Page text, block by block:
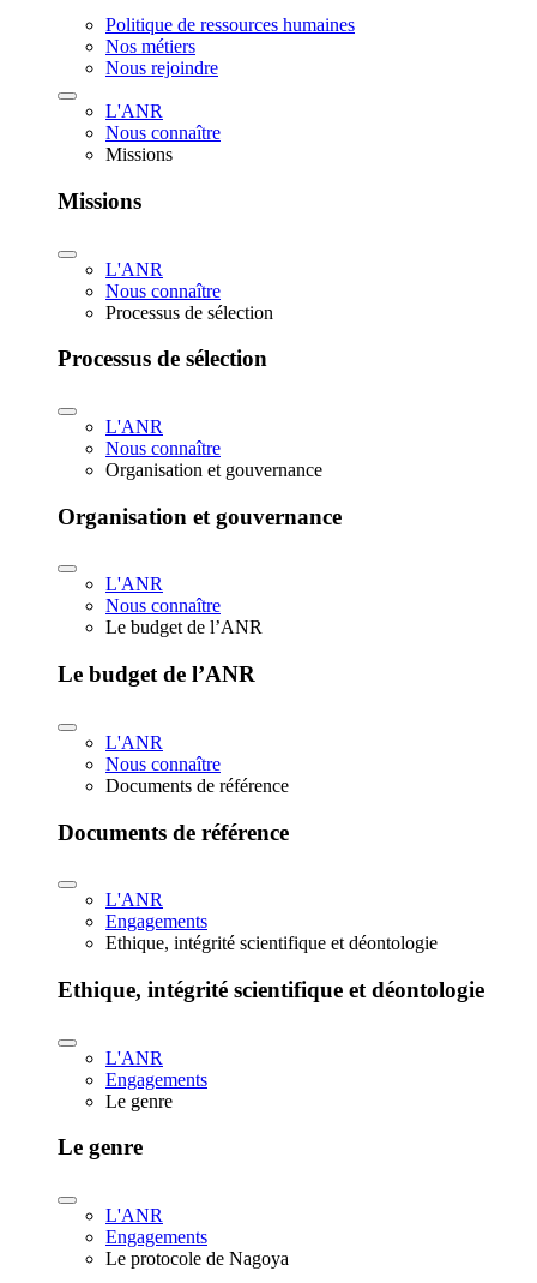
Politique de ressources humaines
Nos métiers
Nous rejoindre
L'ANR
Nous connaître
Missions
Missions
L'ANR
Nous connaître
Processus de sélection
Processus de sélection
L'ANR
Nous connaître
Organisation et gouvernance
Organisation et gouvernance
L'ANR
Nous connaître
Le budget de l’ANR
Le budget de l’ANR
L'ANR
Nous connaître
Documents de référence
Documents de référence
L'ANR
Engagements
Ethique, intégrité scientifique et déontologie
Ethique, intégrité scientifique et déontologie
L'ANR
Engagements
Le genre
Le genre
L'ANR
Engagements
Le protocole de Nagoya